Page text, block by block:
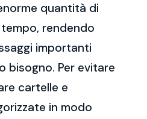
quantità di
rendendo
importanti
bisogno. Per evitare
cartelle e
in modo